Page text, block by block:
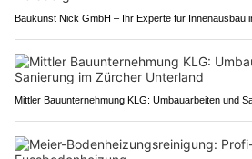
Baukunst Nick GmbH – Ihr Experte für Innenausbau
Mittler Bauunternehmung KLG: Umbauarbeiten und